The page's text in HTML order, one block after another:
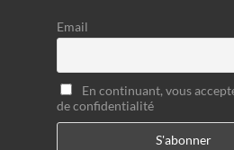
Email
En continuant, vous
de confidentialité